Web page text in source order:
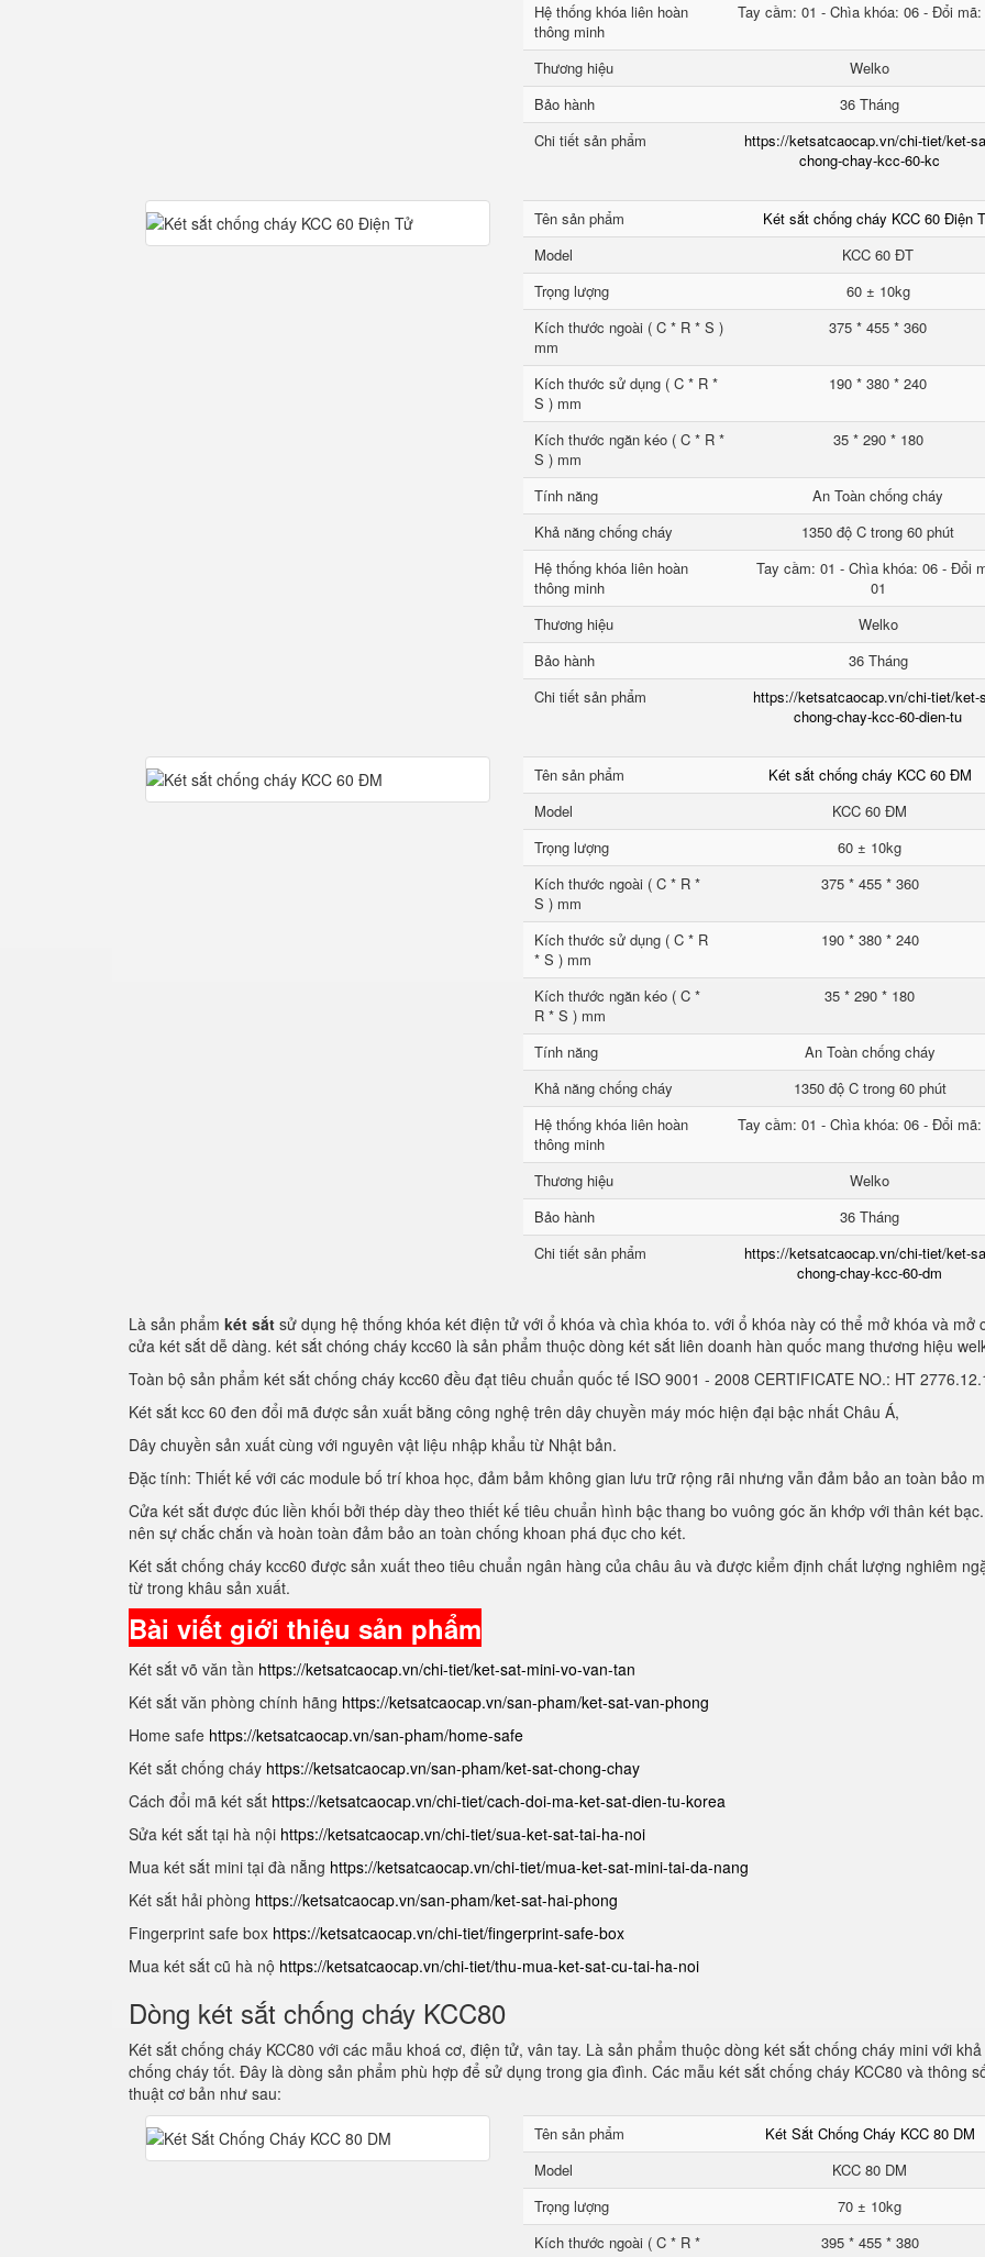
Hệ thống khóa liên hoàn
thông minh
Tay cầm: 01 - Chìa khóa: 06 - Đổi mã:
Thương hiệu
Welko
Bảo hành
36 Tháng
Chi tiết sản phẩm
https://ketsatcaocap.vn/chi-tiet/ket-
chong-chay-kcc-60-kc
Tên sản phẩm
Két sắt chống cháy KCC 60 Điện
Model
KCC 60 ĐT
Trọng lượng
60 ± 10kg
Kích thước ngoài ( C * R * S )
mm
375 * 455 * 360
Kích thước sử dụng ( C * R *
S ) mm
190 * 380 * 240
Kích thước ngăn kéo ( C * R *
S ) mm
35 * 290 * 180
Tính năng
An Toàn chống cháy
Khả năng chống cháy
1350 độ C trong 60 phút
Hệ thống khóa liên hoàn
thông minh
Tay cầm: 01 - Chìa khóa: 06 - Đổi
01
Thương hiệu
Welko
Bảo hành
36 Tháng
Chi tiết sản phẩm
https://ketsatcaocap.vn/chi-tiet/ket-
chong-chay-kcc-60-dien-tu
Tên sản phẩm
Két sắt chống cháy KCC 60 ĐM
Model
KCC 60 ĐM
Trọng lượng
60 ± 10kg
Kích thước ngoài ( C * R *
S ) mm
375 * 455 * 360
Kích thước sử dụng ( C * R
* S ) mm
190 * 380 * 240
Kích thước ngăn kéo ( C *
R * S ) mm
35 * 290 * 180
Tính năng
An Toàn chống cháy
Khả năng chống cháy
1350 độ C trong 60 phút
Hệ thống khóa liên hoàn
thông minh
Tay cầm: 01 - Chìa khóa: 06 - Đổi mã:
Thương hiệu
Welko
Bảo hành
36 Tháng
Chi tiết sản phẩm
https://ketsatcaocap.vn/chi-tiet/ket-
chong-chay-kcc-60-dm
Là sản phẩm két sắt sử dụng hệ thống khóa két điện tử với ổ khóa và chìa khóa to. với ổ khóa này có thể mở khóa và mở
cửa két sắt dễ dàng. két sắt chóng cháy kcc60 là sản phẩm thuộc dòng két sắt liên doanh hàn quốc mang thương hiệu
Toàn bộ sản phẩm két sắt chống cháy kcc60 đều đạt tiêu chuẩn quốc tế ISO 9001 - 2008 CERTIFICATE NO.: HT
Két sắt kcc 60 đen đổi mã được sản xuất bằng công nghệ trên dây chuyền máy móc hiện đại bậc nhất Châu Á,
Dây chuyền sản xuất cùng với nguyên vật liệu nhập khẩu từ Nhật bản.
Đặc tính: Thiết kế với các module bố trí khoa học, đảm bảm không gian lưu trữ rộng rãi nhưng vẫn đảm bảo an toàn bảo
Cửa két sắt được đúc liền khối bởi thép dày theo thiết kế tiêu chuẩn hình bậc thang bo vuông góc ăn khớp với thân két
nên sự chắc chắn và hoàn toàn đảm bảo an toàn chống khoan phá đục cho két.
Két sắt chống cháy kcc60 được sản xuất theo tiêu chuẩn ngân hàng của châu âu và được kiểm định chất lượng nghiêm
từ trong khâu sản xuất.
Bài viết giới thiệu sản phẩm
Két sắt võ văn tần https://ketsatcaocap.vn/chi-tiet/ket-sat-mini-vo-van-tan
Két sắt văn phòng chính hãng https://ketsatcaocap.vn/san-pham/ket-sat-van-phong
Home safe https://ketsatcaocap.vn/san-pham/home-safe
Két sắt chống cháy https://ketsatcaocap.vn/san-pham/ket-sat-chong-chay
Cách đổi mã két sắt https://ketsatcaocap.vn/chi-tiet/cach-doi-ma-ket-sat-dien-tu-korea
Sửa két sắt tại hà nội https://ketsatcaocap.vn/chi-tiet/sua-ket-sat-tai-ha-noi
Mua két sắt mini tại đà nẵng https://ketsatcaocap.vn/chi-tiet/mua-ket-sat-mini-tai-da-nang
Két sắt hải phòng https://ketsatcaocap.vn/san-pham/ket-sat-hai-phong
Fingerprint safe box https://ketsatcaocap.vn/chi-tiet/fingerprint-safe-box
Mua két sắt cũ hà nộ https://ketsatcaocap.vn/chi-tiet/thu-mua-ket-sat-cu-tai-ha-noi
Dòng két sắt chống cháy KCC80
Két sắt chống cháy KCC80 với các mẫu khoá cơ, điện tử, vân tay. Là sản phẩm thuộc dòng két sắt chống cháy mini với
chống cháy tốt. Đây là dòng sản phẩm phù hợp để sử dụng trong gia đình. Các mẫu két sắt chống cháy KCC80 và thông
thuật cơ bản như sau:
Tên sản phẩm
Két Sắt Chống Cháy KCC 80 DM
Model
KCC 80 DM
Trọng lượng
70 ± 10kg
Kích thước ngoài ( C * R *
395 * 455 * 380